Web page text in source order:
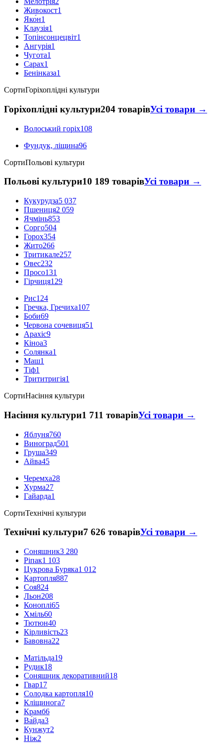
Живокост1
Яко́н1
Клаузія1
Топінсонцецвіт1
Ангурія1
Чугота1
Сарах1
Бенінказа1
СортиГоріхоплідні культури
Горіхоплідні культури204 товарівУсі товари →
Волоський горіх108
Фундук, ліщина96
СортиПольові культури
Польові культури10 189 товарівУсі товари →
Кукурудза5 037
Пшениця2 059
Ячмінь853
Сорго504
Горох354
Жито266
Тритикале257
Овес232
Просо131
Гірчиця129
Рис124
Гречка, Гречиха107
Боби69
Червона сочевиця51
Арахіс9
Кіноа3
Солянка1
Маш1
Тіф1
Трититригія1
СортиНасіння культури
Насіння культури1 711 товарівУсі товари →
Яблуня760
Виноград501
Груша349
Айва45
Черемха28
Хурма27
Гайарда1
СортиТехнічні культури
Технічні культури7 626 товарівУсі товари →
Соняшник3 280
Ріпак1 103
Цукрова Буряка1 012
Картопля887
Соя824
Льон208
Коноплі65
Хміль60
Тютюн40
Кірливість23
Бавовна22
Матільда19
Рудик18
Соняшник декоративний18
Гвар17
Солодка картопля10
Кліщинога7
Крамб6
Ва́йда3
Кунжут2
Ніж2